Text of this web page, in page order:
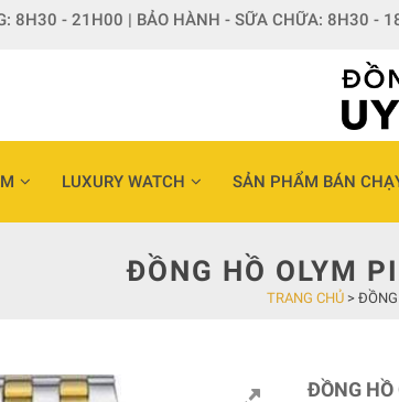
8H30 - 21H00 | BẢO HÀNH - SỮA CHỮA: 8H30 -
LUXURY WATCH SẢN PHẨM BÁN
ĐỒNG HỒ OLYM
TRANG CHỦ > ĐỒNG
ĐỒNG